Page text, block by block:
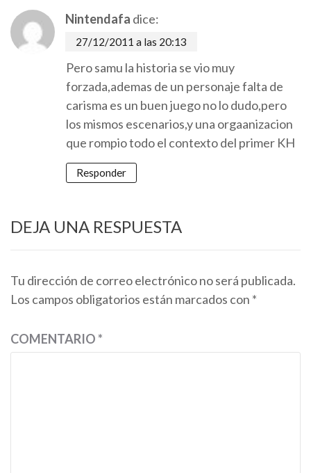
Nintendafa dice:
27/12/2011 a las 20:13
Pero samu la historia se vio muy
forzada,ademas de un personaje falta de
carisma es un buen juego no lo dudo,pero
los mismos escenarios,y una orgaanizacion
que rompio todo el contexto del primer KH
Responder
DEJA UNA RESPUESTA
Tu dirección de correo electrónico no será publicada.
Los campos obligatorios están marcados con *
COMENTARIO*